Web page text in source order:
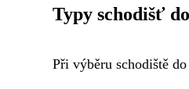
Typy schodišť
Při výběru schodiště